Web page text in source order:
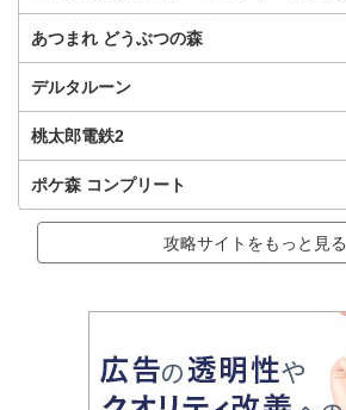
あつまれ どうぶつの森
デルタルーン
桃太郎電鉄2
ポケ森 コンプリート
攻略サイトをもっと見る